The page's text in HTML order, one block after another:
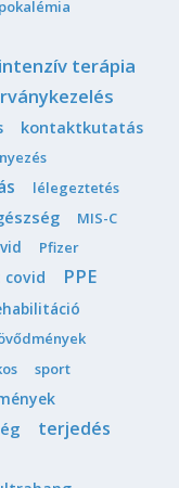
intenzív terápia
kontaktkutatás
lélegeztetés
MIS-C
Pfizer
PPE
sport
terjedés